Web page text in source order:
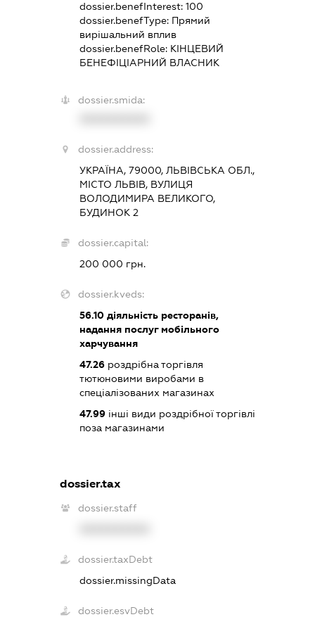
dossier.benefInterest: 100
dossier.benefType: Прямий
вирішальний вплив
dossier.benefRole: КІНЦЕВИЙ
БЕНЕФІЦІАРНИЙ ВЛАСНИК
dossier.smida:
dossier.address:
УКРАЇНА, 79000, ЛЬВІВСЬКА ОБЛ.,
МІСТО ЛЬВІВ, ВУЛИЦЯ
ВОЛОДИМИРА ВЕЛИКОГО,
БУДИНОК 2
dossier.capital:
200 000 грн.
dossier.kveds:
56.10діяльність ресторанів,
надання послуг мобільного
харчування
47.26роздрібна торгівля
тютюновими виробами в
спеціалізованих магазинах
47.99інші види роздрібної торгівлі
поза магазинами
dossier.tax
dossier.staff
dossier.taxDebt
dossier.missingData
dossier.esvDebt